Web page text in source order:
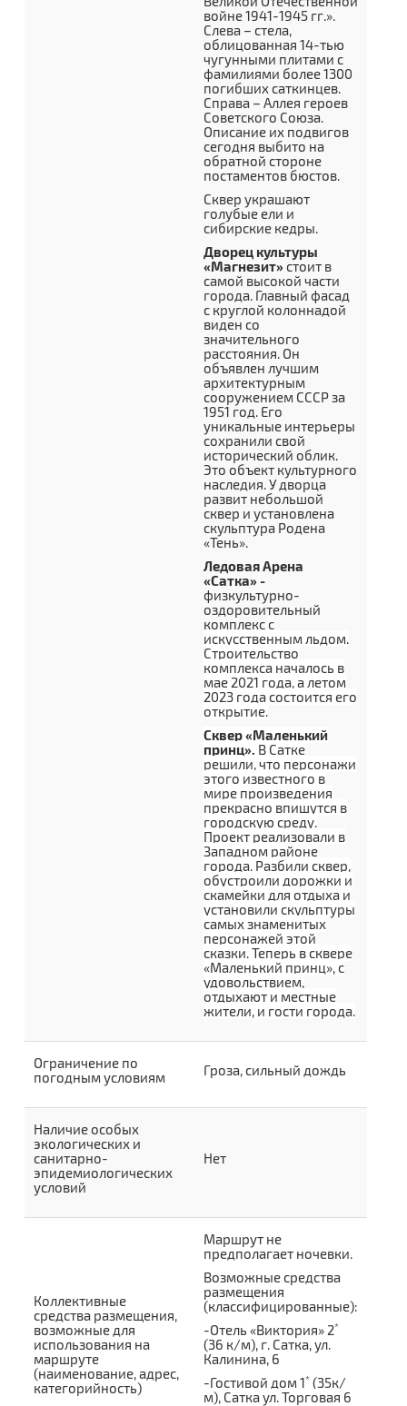
войне 1941-1945 гг.».
Слева – стела,
облицованная 14-тью
чугунными плитами с
фамилиями более 1300
погибших саткинцев.
Справа – Аллея героев
Советского Союза.
Описание их подвигов
сегодня выбито на
обратной стороне
постаментов бюстов.
Сквер украшают
голубые ели и
сибирские кедры.
Дворец культуры
«Магнезит»стоит в
самой высокой части
города. Главный фасад
с круглой колоннадой
виден со
значительного
расстояния. Он
объявлен лучшим
архитектурным
сооружением СССР за
1951 год. Его
уникальные интерьеры
сохранили свой
исторический облик.
Это объект культурного
наследия. У дворца
развит небольшой
сквер и установлена
скульптура Родена
«Тень».
Ледовая Арена
«Сатка» -
физкультурно-
оздоровительный
комплексс
искусственным льдом.
Строительство
комплекса началось в
мае 2021 года, а летом
2023 года состоится его
открытие.
Сквер «Маленький
принц». В Сатке
решили, что персонажи
этого известного в
мире произведения
прекрасно впишутся в
городскую среду.
Проект реализовали в
Западном районе
города. Разбили сквер,
обустроили дорожки и
скамейки для отдыха и
установили скульптуры
самых знаменитых
персонажей этой
сказки. Теперь в сквере
«Маленький принц», с
удовольствием,
отдыхают и местные
жители, и гости города.
Ограничение по
погодным условиям
Гроза, сильный дождь
Наличие особых
экологических и
санитарно-
эпидемиологических
условий
Нет
Коллективные
средства размещения,
возможные для
использования на
маршруте
(наименование, адрес,
категорийность)
Маршрут не
предполагает ночевки.
Возможные средства
размещения
(классифицированные):
-Отель «Виктория» 2*
(36 к/м), г. Сатка, ул.
Калинина, 6
-Гостивой дом 1* (35к/
м), Сатка ул. Торговая 6